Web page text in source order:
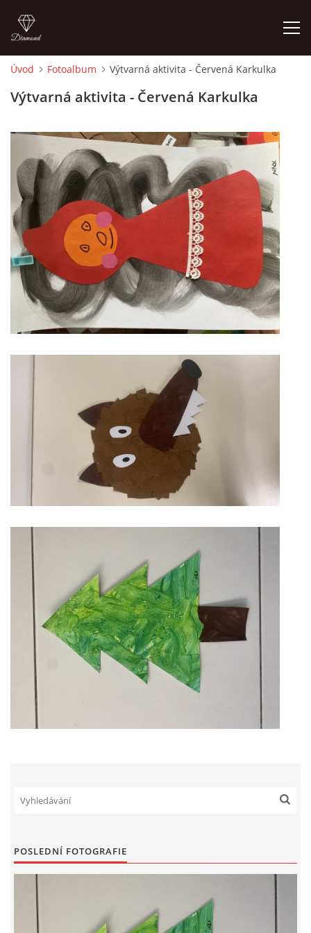
FOTOALBUM
DĚJINY VÝTVARNÉHO UMĚNÍ
NOVINKY ZE ŠKOLSTVÍ 2025
ROČNÍ PLÁN - INSPIRACE /DLE NOVÉHO RVP PV 2025
VZDĚLÁVACÍ BLOK ZÁŘÍ
VZDĚLÁVACÍ BLOK LISTOPAD
VZDĚLÁVACÍ BLOK PROSINEC
VZDĚLÁVACÍ BLOK LEDEN
VZDĚLÁVACÍ BLOK ÚNOR
VZDĚLÁVACÍ BLOK BŘEZEN
VZDĚLÁVACÍ BLOK DUBEN
VÝTVARNÉ TECHNIKY
VÝTVARNÉ POMŮCKY
VÝTVARNÉ AKTIVITY - LÉTO
VÝTVARNÉ AKTIVITY - PODZIM
Úvod Fotoalbum Výtvarná aktivita - Červená Karkulka
Výtvarná aktivita - Červená Karkulka
POSLEDNÍ FOTOGRAFIE